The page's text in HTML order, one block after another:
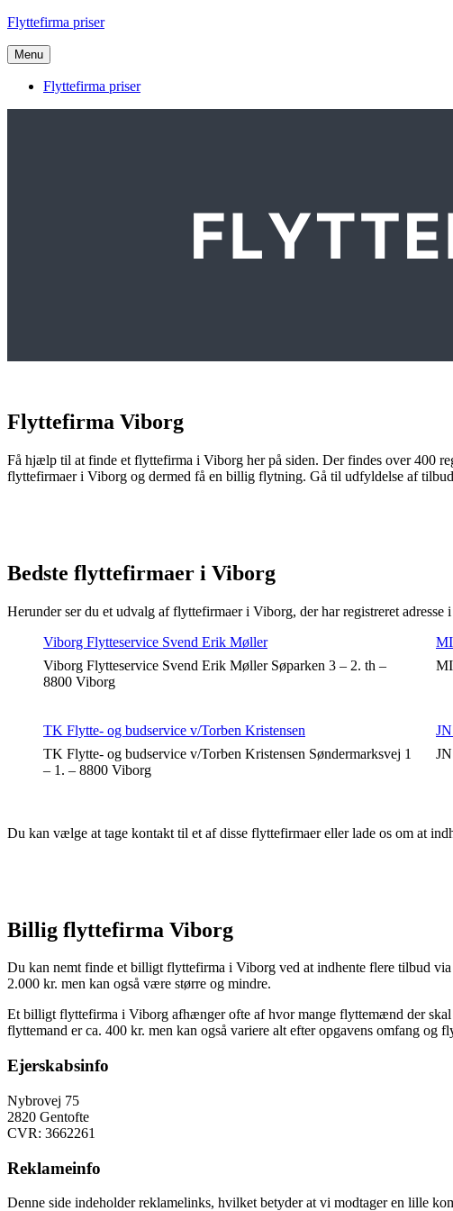
Videre
indhold
Flyttefirma priser
Menu
Flyttefirma priser
Flyttefirma Viborg
Få hjælp til at finde et flyttefirma i Viborg her på siden. Der findes over 400
flyttefirmaer i Viborg og dermed få en billig flytning. Gå til udfyldelse af
Bedste flyttefirmaer i Viborg
Herunder ser du et udvalg af flyttefirmaer i Viborg, der har registreret
Viborg Flytteservice Svend Erik Møller
Viborg Flytteservice Svend Erik Møller Søparken 3 – 2. th –
8800 Viborg
TK Flytte- og budservice v/Torben Kristensen
TK Flytte- og budservice v/Torben Kristensen Søndermarksvej 1
– 1. – 8800 Viborg
Du kan vælge at tage kontakt til et af disse flyttefirmaer eller lade os om at
Billig flyttefirma Viborg
Du kan nemt finde et billigt flyttefirma i Viborg ved at indhente flere tilbud via
2.000 kr. men kan også være større og mindre.
Et billigt flyttefirma i Viborg afhænger ofte af hvor mange flyttemænd der
flyttemand er ca. 400 kr. men kan også variere alt efter opgavens omfang og
Ejerskabsinfo
Nybrovej 75
2820 Gentofte
CVR: 3662261
Reklameinfo
Denne side indeholder reklamelinks, hvilket betyder at vi modtager en lille